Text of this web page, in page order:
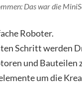
Das war die
Roboter.
Schritt werden
und Bauteilen
um die